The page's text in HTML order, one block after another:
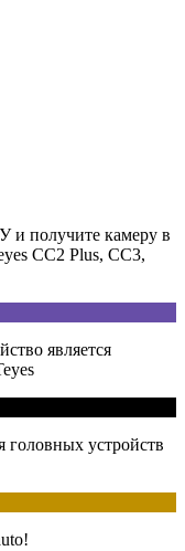
получите камеру в
CC2 Plus, CC3,
является
головных устройств